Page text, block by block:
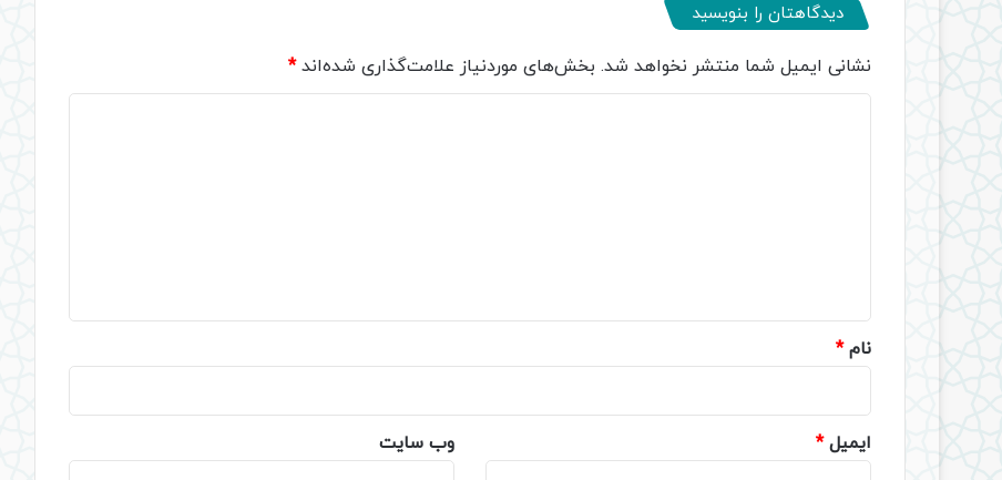
دیدگاهتان را بنویسید
نشانی ایمیل شما منتشر نخواهد شد. بخش‌های موردنیاز علامت‌گذاری شده‌اند*
نام*
ایمیل* وب‌ سایت